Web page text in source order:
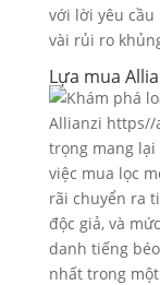
với lời yêu cầu
vài rủi ro
Lựa mua
việc mua lọc
rãi chuyển ra
độc giả, và
danh tiếng
nhất trong